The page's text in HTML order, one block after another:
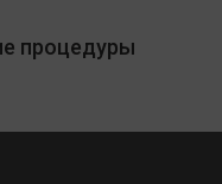
процедуры